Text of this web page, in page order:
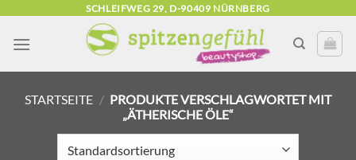
springen
SCHLEIFWEG 29, D-90409 NÜRNBERG
STARTSEITE / PRODUKTE VERSCHLAGWORTET MIT
„ÄTHERISCHE ÖLE“